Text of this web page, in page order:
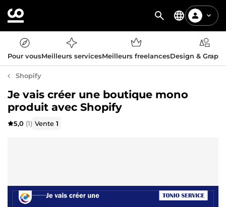
Pour vousMeilleurs servicesMeilleurs freelancesDesign &
Shopify
Je vais créer une boutique mono
produit avec Shopify
5,0 (1) Vente1